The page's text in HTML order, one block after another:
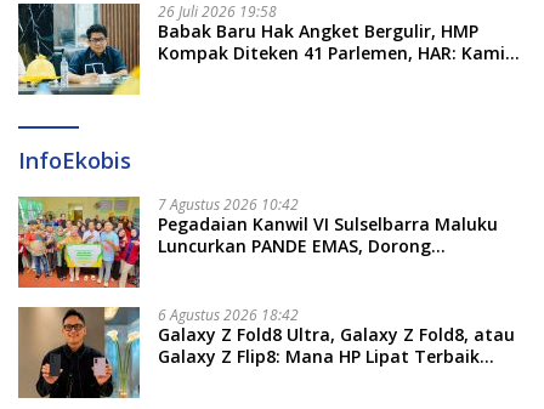
26 Juli 2026 19:58
​Babak Baru Hak Angket Bergulir, HMP
Kompak Diteken 41 Parlemen, HAR: Kami
InfoEkobis
7 Agustus 2026 10:42
Pegadaian Kanwil VI Sulselbarra Maluku
Luncurkan PANDE EMAS, Dorong
6 Agustus 2026 18:42
Galaxy Z Fold8 Ultra, Galaxy Z Fold8, atau
Galaxy Z Flip8: Mana HP Lipat Terbaik